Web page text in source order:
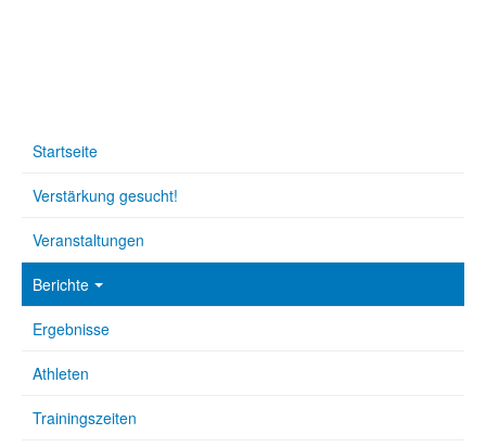
Startseite
Verstärkung gesucht!
Veranstaltungen
Berichte
Ergebnisse
Athleten
Trainingszeiten